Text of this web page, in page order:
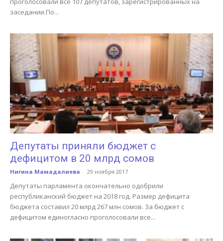
заседании.По...
Депутаты приняли бюджет с
дефицитом в 20 млрд сомов
Нигина Мамадалиева - 29 ноября 2017
Депутаты парламента окончательно одобрили
республиканский бюджет на 2018 год. Размер дефицита
бюджета составил 20 млрд 267 млн сомов. За бюджет с
дефицитом единогласно проголосовали все...